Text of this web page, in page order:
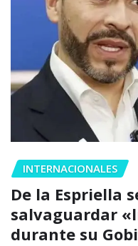
INTERNACIONALES
De la Espriella
salvaguardar
durante su